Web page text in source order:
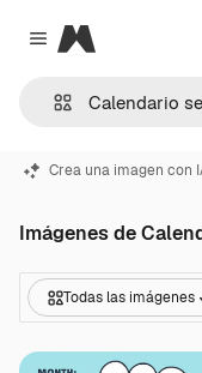
Close menu
Magnific
Crea una imagen con
Imágenes de
Todas las imágenes